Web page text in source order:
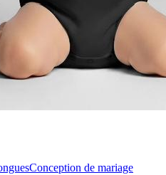
Conception de mariage